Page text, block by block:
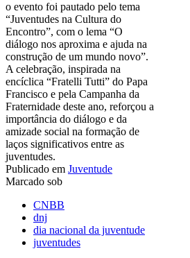
o evento foi pautado pelo tema
“Juventudes na Cultura do
Encontro”, com o lema “O
diálogo nos aproxima e ajuda na
construção de um mundo novo”.
A celebração, inspirada na
encíclica “Fratelli Tutti” do Papa
Francisco e pela Campanha da
Fraternidade deste ano, reforçou a
importância do diálogo e da
amizade social na formação de
laços significativos entre as
juventudes.
Publicado em Juventude
Marcado sob
CNBB
dnj
dia nacional da juventude
juventudes